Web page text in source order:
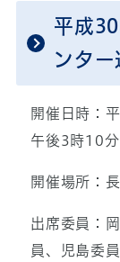
平成
ンタ
開催日時：
午後3時10分
開催場所：
出席委員：
員、児島委